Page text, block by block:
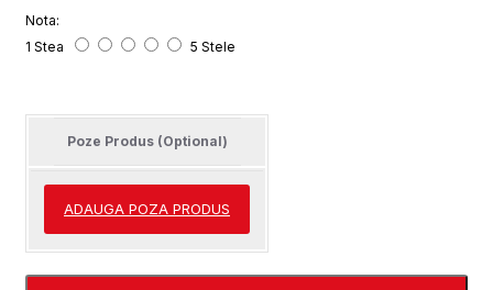
Nota:
1 Stea
5 Stele
Poze Produs (Optional)
ADAUGA POZA PRODUS